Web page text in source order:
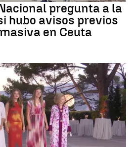
pregunta a la
hubo avisos previos
en Ceuta